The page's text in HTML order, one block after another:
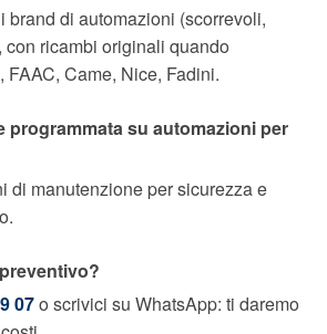
brand di automazioni (scorrevoli,
con ricambi originali quando
Came, Nice, Fadini.
programmata su automazioni per
di manutenzione per sicurezza e
07o scrivici su WhatsApp: ti daremo